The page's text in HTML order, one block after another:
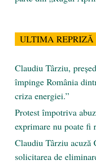
ULTIMA REPRIZĂ
Claudiu Târziu,
împinge România
criza energiei.”
Protest împotriva
exprimare nu poate fi
Claudiu Târziu acuză
solicitarea de